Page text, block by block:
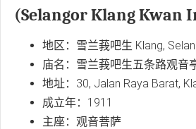
(Selangor Klang Kwan
地区：雪兰莪吧生 Klang,
庙名：雪兰莪吧生五条路观音
地址：30, Jalan Raya Barat,
成立年：1911
主座：观音菩萨